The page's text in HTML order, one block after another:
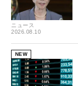
ニュース
2026.08.10
NEW